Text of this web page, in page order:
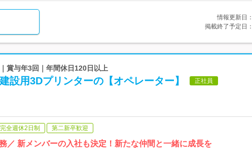
情報更新日：
掲載終了予定日：
賞与年3回｜年間休日120日以上
設用3Dプリンターの【オペレーター】 正社員
完全週休2日制 第二新卒歓迎
／ 新メンバーの入社も決定！新たな仲間と一緒に成長を